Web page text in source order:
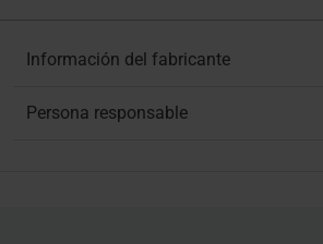
Información del fabricante
Persona responsable